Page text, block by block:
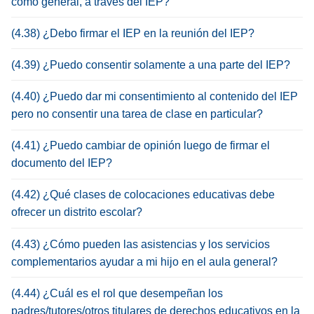
(4.38) ¿Debo firmar el IEP en la reunión del IEP?
(4.39) ¿Puedo consentir solamente a una parte del IEP?
(4.40) ¿Puedo dar mi consentimiento al contenido del IEP
pero no consentir una tarea de clase en particular?
(4.41) ¿Puedo cambiar de opinión luego de firmar el
documento del IEP?
(4.42) ¿Qué clases de colocaciones educativas debe
ofrecer un distrito escolar?
(4.43) ¿Cómo pueden las asistencias y los servicios
complementarios ayudar a mi hijo en el aula general?
(4.44) ¿Cuál es el rol que desempeñan los
padres/tutores/otros titulares de derechos educativos en la